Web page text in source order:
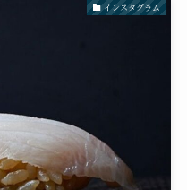
インスタグラム